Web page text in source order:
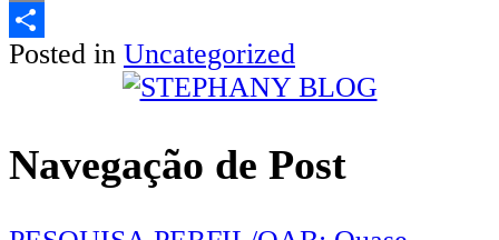
Email
Share
Posted in Uncategorized
Navegação de Post